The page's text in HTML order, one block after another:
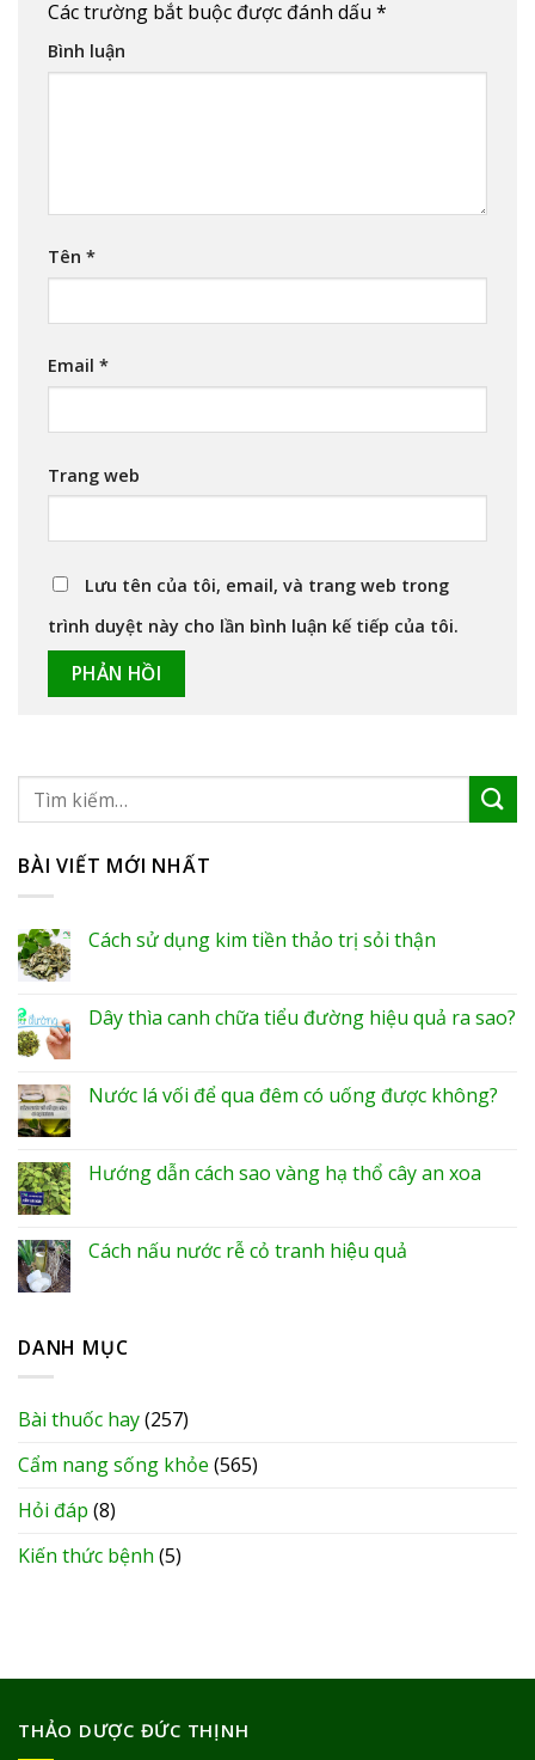
Các trường bắt buộc được đánh dấu *
Bình luận
Tên *
Email *
Trang web
Lưu tên của tôi, email, và trang web trong
trình duyệt này cho lần bình luận kế tiếp của tôi.
BÀI VIẾT MỚI NHẤT
Cách sử dụng kim tiền thảo trị sỏi thận
Dây thìa canh chữa tiểu đường hiệu quả ra sao?
Nước lá vối để qua đêm có uống được không?
Hướng dẫn cách sao vàng hạ thổ cây an xoa
Cách nấu nước rễ cỏ tranh hiệu quả
DANH MỤC
Bài thuốc hay(257)
Cẩm nang sống khỏe (565)
Hỏi đáp (8)
Kiến thức bệnh (5)
THẢO DƯỢC ĐỨC THỊNH